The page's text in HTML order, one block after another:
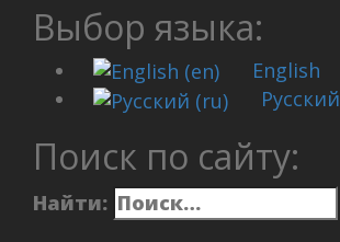
Выбор языка:
English
Русский
Поиск по сайту:
Найти: